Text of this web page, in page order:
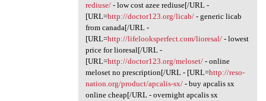
rediuse/- low cost azee rediuse[/URL -
[URL=http://doctor123.org/licab/- generic licab
from canada[/URL -
[URL=http://lifelooksperfect.com/lioresal/- lowest
price for lioresal[/URL -
[URL=http://doctor123.org/meloset/- online
meloset no prescription[/URL - [URL=http://reso-
nation.org/product/apcalis-sx/- buy apcalis sx
online cheap[/URL - overnight apcalis sx